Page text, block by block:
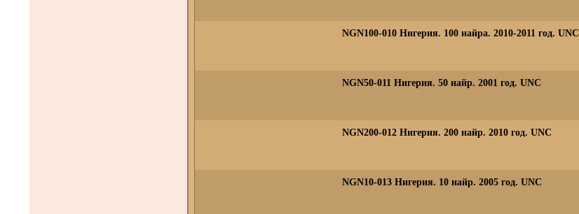
NGN100-010 Нигерия. 100 найра. 2010-2011 год. UNC
NGN50-011 Нигерия. 50 найр. 2001 год. UNC
NGN200-012 Нигерия. 200 найр. 2010 год. UNC
NGN10-013 Нигерия. 10 найр. 2005 год. UNC